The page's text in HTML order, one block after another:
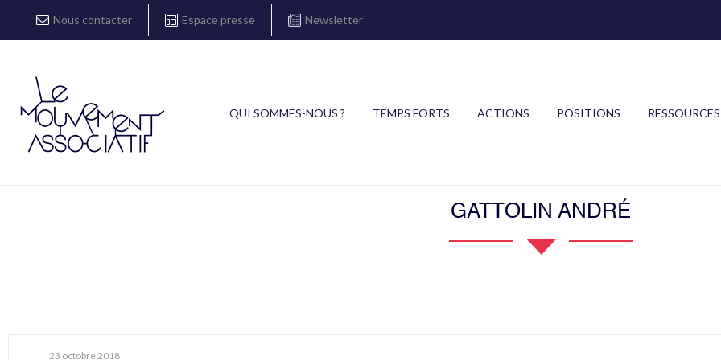
Nous contacter Espace presse Newsletter
QUI SOMMES-NOUS ? TEMPS FORTS ACTIONS POSITIONS RESSOURCES
GATTOLIN ANDRÉ
23 octobre 2018